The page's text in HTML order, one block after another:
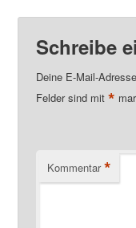
Schreibe
Deine E-Mail-
Felder sind mit *
Kommentar *